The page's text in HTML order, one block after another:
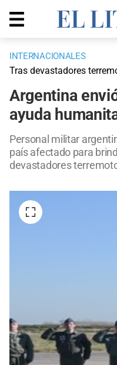
INTERNACIONALES
Tras devastadores
Argentina
ayuda
Personal militar
país afectado para
devastadores